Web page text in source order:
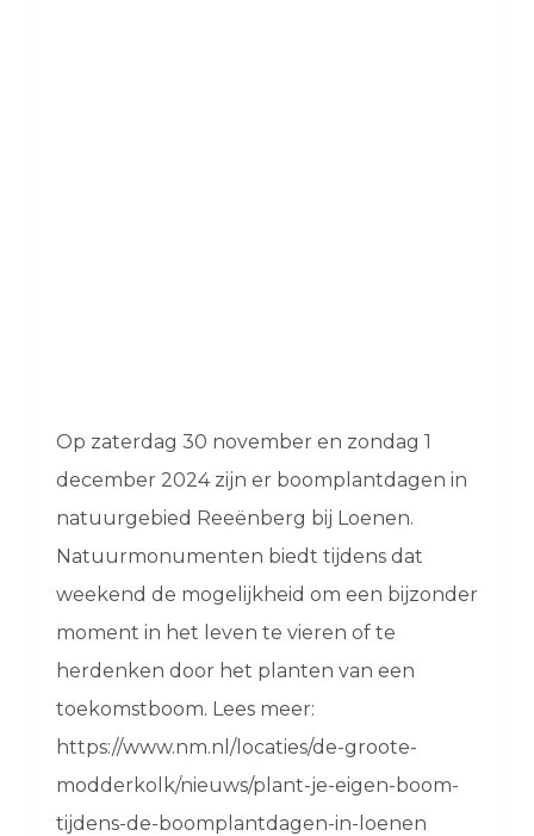
Op zaterdag 30 november en zondag 1
december 2024 zijn er boomplantdagen in
natuurgebied Reeënberg bij Loenen.
Natuurmonumenten biedt tijdens dat
weekend de mogelijkheid om een bijzonder
moment in het leven te vieren of te
herdenken door het planten van een
toekomstboom. Lees meer:
https://www.nm.nl/locaties/de-groote-
modderkolk/nieuws/plant-je-eigen-boom-
tijdens-de-boomplantdagen-in-loenen